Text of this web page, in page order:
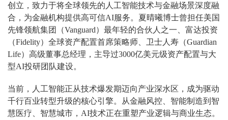
创立，致力于将全球领先的人工智能技术与金融场景深度融
合，为金融机构提供高可信AI服务。夏晴曦博士曾担任美国
先锋领航集团（Vanguard）最年轻的合伙人之一、富达投资
（Fidelity）全球资产配置首席策略师、卫士人寿（Guardian
Life）高级董事总经理，主导过3000亿美元级资产配置与大
型AI投研团队建设。
当前，人工智能正从技术爆发期迈向产业深水区，成为驱动
千行百业转型升级的核心引擎。从金融风控、智能制造到智
慧医疗、智慧城市，AI技术正在重塑产业逻辑与商业生态。